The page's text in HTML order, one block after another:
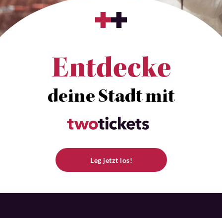
Entdecke
deine Stadt mit
Leg jetzt los!